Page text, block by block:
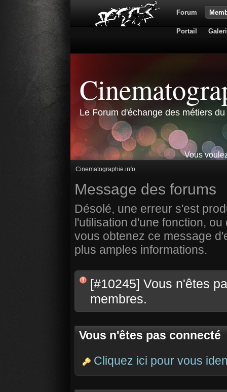
Forum
Portail
Le Forum d'échange des métiers
Vous
Cinematographie.info
Message des forums
Désolé, une erreur s'est
l'utilisation d'une fonction,
vous obtenez ce message
plus amples informations.
[#10245] Vous n'êtes
membres.
Vous n'êtes pas connecté
Cliquez ici pour vous